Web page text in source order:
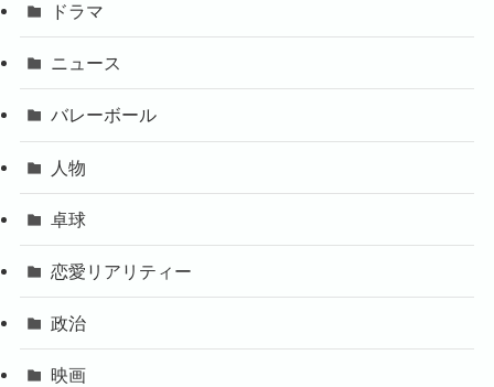
ドラマ
ニュース
バレーボール
人物
卓球
恋愛リアリティー
政治
映画